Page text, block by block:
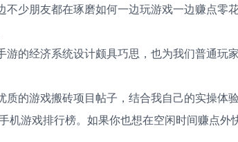
少朋友都在琢磨如何一边玩游戏一边赚点零
的经济系统设计颇具巧思，也为我们普通玩
的游戏搬砖项目帖子，结合我自己的实操体
机游戏排行榜。如果你也想在空闲时间赚点外